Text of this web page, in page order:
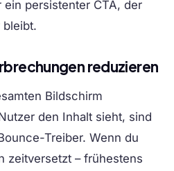
persistenter CTA, der
bleibt.
reduzieren
Bildschirm
den Inhalt sieht, sind
Treiber. Wenn du
zeitversetzt – frühestens